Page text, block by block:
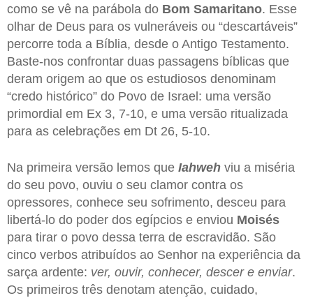
como se vê na parábola do Bom Samaritano. Esse
olhar de Deus para os vulneráveis ou “descartáveis”
percorre toda a Bíblia, desde o Antigo Testamento.
Baste-nos confrontar duas passagens bíblicas que
deram origem ao que os estudiosos denominam
“credo histórico” do Povo de Israel: uma versão
primordial em Ex 3, 7-10, e uma versão ritualizada
para as celebrações em Dt 26, 5-10.
Na primeira versão lemos que Iahweh viu a miséria
do seu povo, ouviu o seu clamor contra os
opressores, conhece seu sofrimento, desceu para
libertá-lo do poder dos egípcios e enviou Moisés
para tirar o povo dessa terra de escravidão. São
cinco verbos atribuídos ao Senhor na experiência da
sarça ardente: ver, ouvir, conhecer, descer e enviar.
Os primeiros três denotam atenção, cuidado,